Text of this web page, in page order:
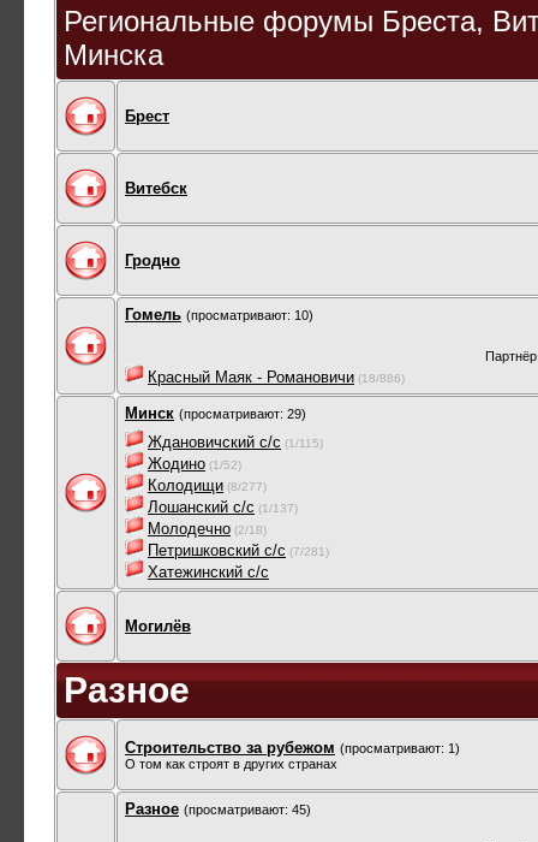
Региональные форумы Бреста,
Минска
Брест
Витебск
Гродно
Гомель (просматривают: 10)
Красный Маяк - Романовичи (18/886)
Минск (просматривают: 29)
Ждановичский с/с (1/115)
Жодино (1/52)
Колодищи (8/277)
Лошанский с/с (1/137)
Молодечно (2/18)
Петришковский с/с (7/281)
Хатежинский с/с
Могилёв
Разное
Строительство за рубежом (просматривают: 1)
О том как строят в других странах
Разное (просматривают: 45)